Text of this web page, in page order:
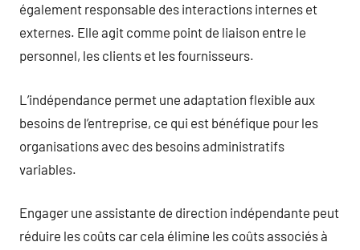
également responsable des interactions internes et
externes. Elle agit comme point de liaison entre le
personnel, les clients et les fournisseurs.
L’indépendance permet une adaptation flexible aux
besoins de l’entreprise, ce qui est bénéfique pour les
organisations avec des besoins administratifs
variables.
Engager une assistante de direction indépendante peut
réduire les coûts car cela élimine les coûts associés à